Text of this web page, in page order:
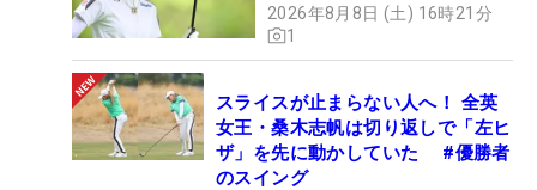
2026年8月8日 (土) 16時21分
1
スライスが止まらない人へ！ 全英
女王・桑木志帆は切り返しで「左ヒ
ザ」を先に動かしていた #優勝者
のスイング